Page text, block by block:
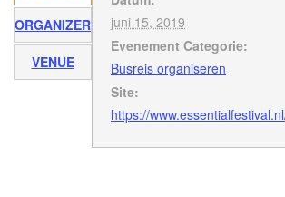
ORGANIZER
VENUE
juni 15, 2019
Evenement Categorie:
Busreis organiseren
Site:
https://